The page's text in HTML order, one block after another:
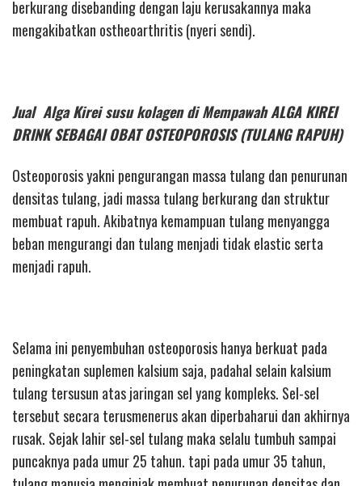
berkurang disebanding dengan laju kerusakannya maka
mengakibatkan ostheoarthritis (nyeri sendi).
Jual Alga Kirei susu kolagen di Mempawah ALGA KIREI
DRINK SEBAGAI OBAT OSTEOPOROSIS (TULANG RAPUH)
Osteoporosis yakni pengurangan massa tulang dan penurunan
densitas tulang, jadi massa tulang berkurang dan struktur
membuat rapuh. Akibatnya kemampuan tulang menyangga
beban mengurangi dan tulang menjadi tidak elastic serta
menjadi rapuh.
Selama ini penyembuhan osteoporosis hanya berkuat pada
peningkatan suplemen kalsium saja, padahal selain kalsium
tulang tersusun atas jaringan sel yang kompleks. Sel-sel
tersebut secara terusmenerus akan diperbaharui dan akhirnya
rusak. Sejak lahir sel-sel tulang maka selalu tumbuh sampai
puncaknya pada umur 25 tahun. tapi pada umur 35 tahun,